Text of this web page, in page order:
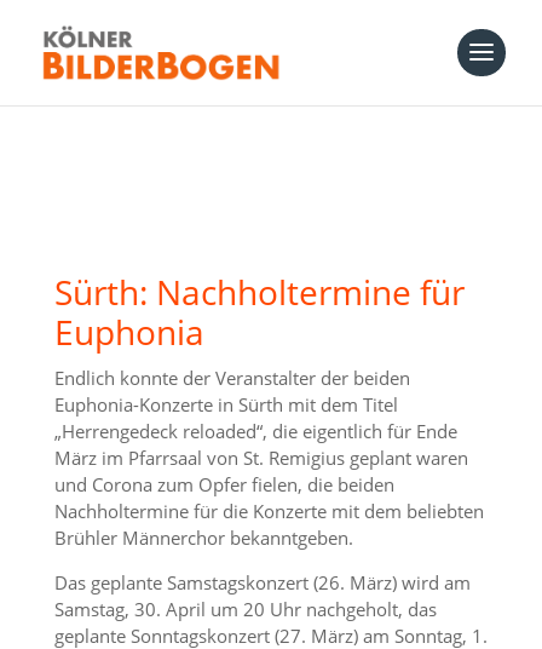
Sürth: Nachholtermine für
Euphonia
Endlich konnte der Veranstalter der beiden
Euphonia-Konzerte in Sürth mit dem Titel
„Herrengedeck reloaded“, die eigentlich für Ende
März im Pfarrsaal von St. Remigius geplant waren
und Corona zum Opfer fielen, die beiden
Nachholtermine für die Konzerte mit dem beliebten
Brühler Männerchor bekanntgeben.
Das geplante Samstagskonzert (26. März) wird am
Samstag, 30. April um 20 Uhr nachgeholt, das
geplante Sonntagskonzert (27. März) am Sonntag, 1.